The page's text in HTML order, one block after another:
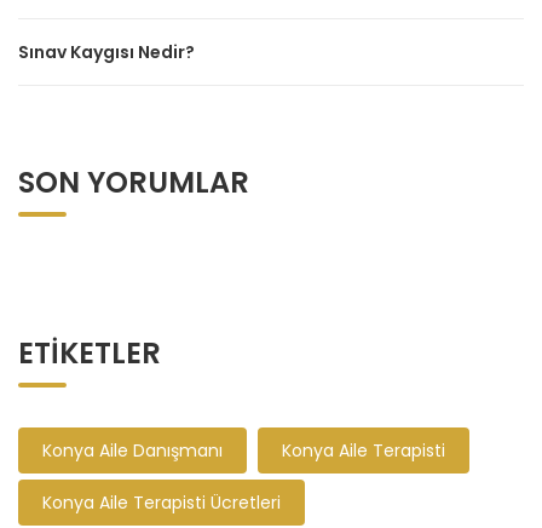
Sınav Kaygısı Nedir?
SON YORUMLAR
ETIKETLER
Konya Aile Danışmanı Konya Aile Terapisti
Konya Aile Terapisti Ücretleri